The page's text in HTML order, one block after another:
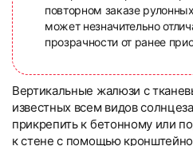
повторном заказе
может незначительно
прозрачности от ранее
Вертикальные жалюзи с
известных всем видов
прикрепить к бетонному или
к стене с помощью